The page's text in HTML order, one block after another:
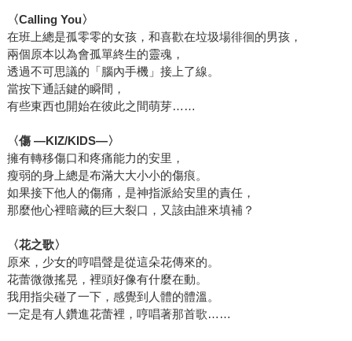
〈Calling You〉
在班上總是孤零零的女孩，和喜歡在垃圾場徘徊的男孩，
兩個原本以為會孤單終生的靈魂，
透過不可思議的「腦內手機」接上了線。
當按下通話鍵的瞬間，
有些東西也開始在彼此之間萌芽……
〈傷 —KIZ/KIDS—〉
擁有轉移傷口和疼痛能力的安里，
瘦弱的身上總是布滿大大小小的傷痕。
如果接下他人的傷痛，是神指派給安里的責任，
那麼他心裡暗藏的巨大裂口，又該由誰來填補？
〈花之歌〉
原來，少女的哼唱聲是從這朵花傳來的。
花蕾微微搖晃，裡頭好像有什麼在動。
我用指尖碰了一下，感覺到人體的體溫。
一定是有人鑽進花蕾裡，哼唱著那首歌……